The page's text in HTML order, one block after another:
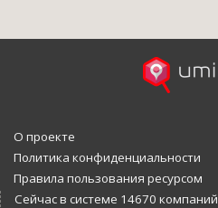
О проекте
Политика конфиденциальности
Правила пользования ресурсом
Сейчас в системе 14670 компаний